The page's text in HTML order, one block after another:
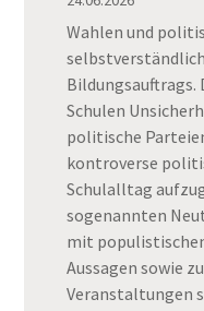
Wahlen und
Bildungsauftrags.
Schulen
politische
kontroverse
Schulalltag
sogenannten
mit
Aussagen sowie
Veranstaltungen